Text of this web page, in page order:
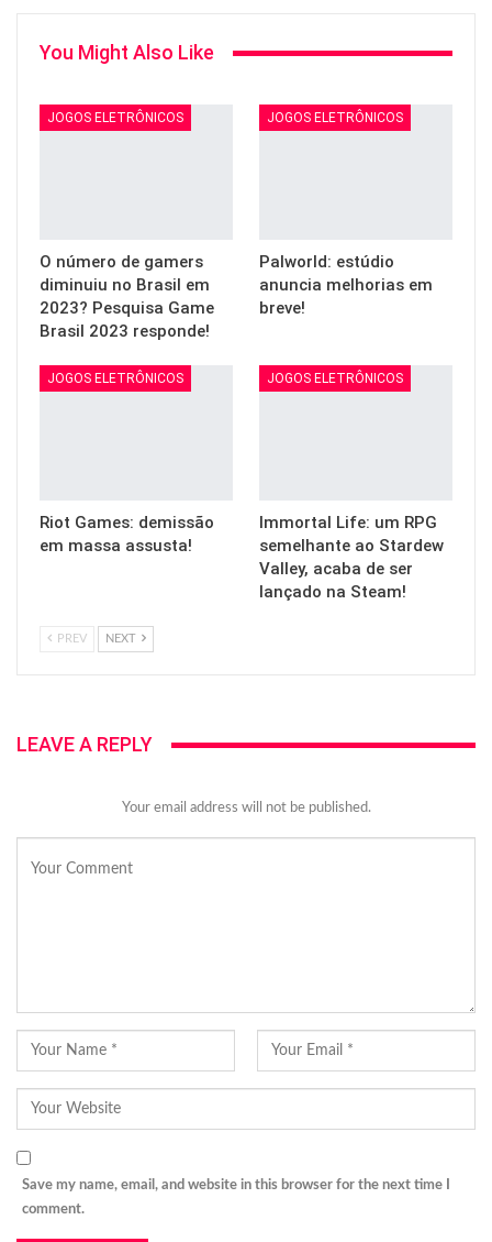
You Might Also Like
JOGOS ELETRÔNICOS
O número de gamers
diminuiu no Brasil em
2023? Pesquisa Game
Brasil 2023 responde!
JOGOS ELETRÔNICOS
Palworld: estúdio
anuncia melhorias em
breve!
JOGOS ELETRÔNICOS
Riot Games: demissão
em massa assusta!
JOGOS ELETRÔNICOS
Immortal Life: um RPG
semelhante ao Stardew
Valley, acaba de ser
lançado na Steam!
PREV NEXT
LEAVE A REPLY
Your email address will not be published.
Save my name, email, and website in this browser for the next time I
comment.